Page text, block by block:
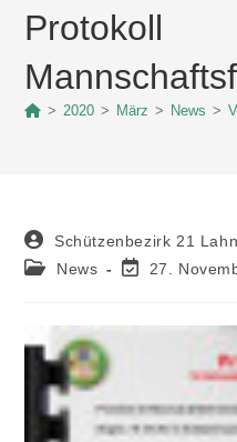
Protokoll
> 2020 > März > News >
Schützenbezirk 21
News
27.